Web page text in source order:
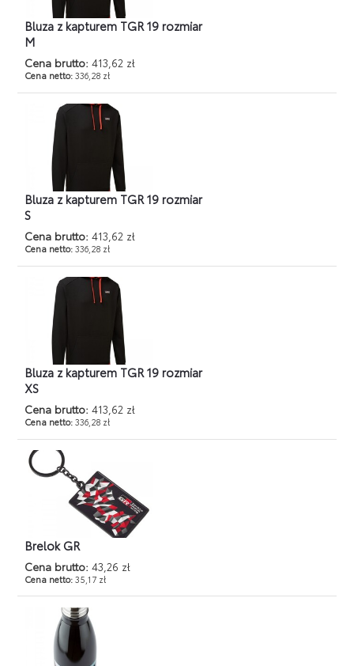
Bluza z kapturem TGR 19 rozmiar
M
Cena brutto: 413,62 zł
Cena netto:336,28 zł
Bluza z kapturem TGR 19 rozmiar
S
Cena brutto: 413,62 zł
Cena netto:336,28 zł
Bluza z kapturem TGR 19 rozmiar
XS
Cena brutto: 413,62 zł
Cena netto:336,28 zł
Brelok GR
Cena brutto: 43,26 zł
Cena netto:35,17 zł